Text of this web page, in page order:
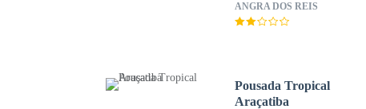
ANGRA DOS REIS
Pousada Tropical
Araçatiba